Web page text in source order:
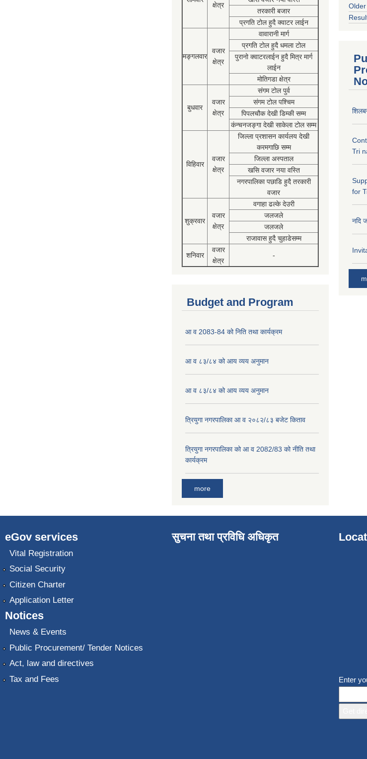
क्षेत्र
तरकारी बजार
प्रगति टोल हुदै क्वाटर लाईन
मङ्गलवार
वजार
क्षेत्र
वावारानी मार्ग
प्रगति टोल हुदै धमला टोल
पुरानो क्वाटरलाईन हुदै मित्र मार्ग
लाईन
मोतिगडा क्षेत्र
बुधवार
वजार
क्षेत्र
संगम टोल पुर्व
संगम टोल पश्चिम
पिपलचौक देखी डिम्की सम्म
कंन्चनजङ्गा देखी साकेला टोल सम्म
विहिवार
वजार
क्षेत्र
जिल्ला प्रशासन कार्यलय देखी
करमगाछि सम्म
जिल्ला अस्पताल
खसि वजार नया वस्ति
नगरपालिका पछाडि हुदै तरकारी
वजार
शुक्रवार
वजार
क्षेत्र
वगाहा ढल्के देउरी
जलजले
जलजले
राजावास हुदै चुहाडेसम्म
शनिवार
वजार
क्षेत्र
-
Budget and Program
आ व 2083-84 को निति तथा कार्यक्रम
आ व ८३/८४ को आय व्यय अनुमान
आ व ८३/८४ को आय व्यय अनुमान
त्रियुगा नगरपालिका आ व २०८२/८३ बजेट किताव
त्रियुगा नगरपालिका को आ व 2082/83 को नीति तथा
कार्यक्रम
more
Tri
for
नदि
eGov services
Vital Registration
Social Security
Citizen Charter
Application Letter
Notices
News & Events
Public Procurement/ Tender Notices
Act, law and directives
Tax and Fees
सुचना तथा प्रविधि अधिकृत
Enter